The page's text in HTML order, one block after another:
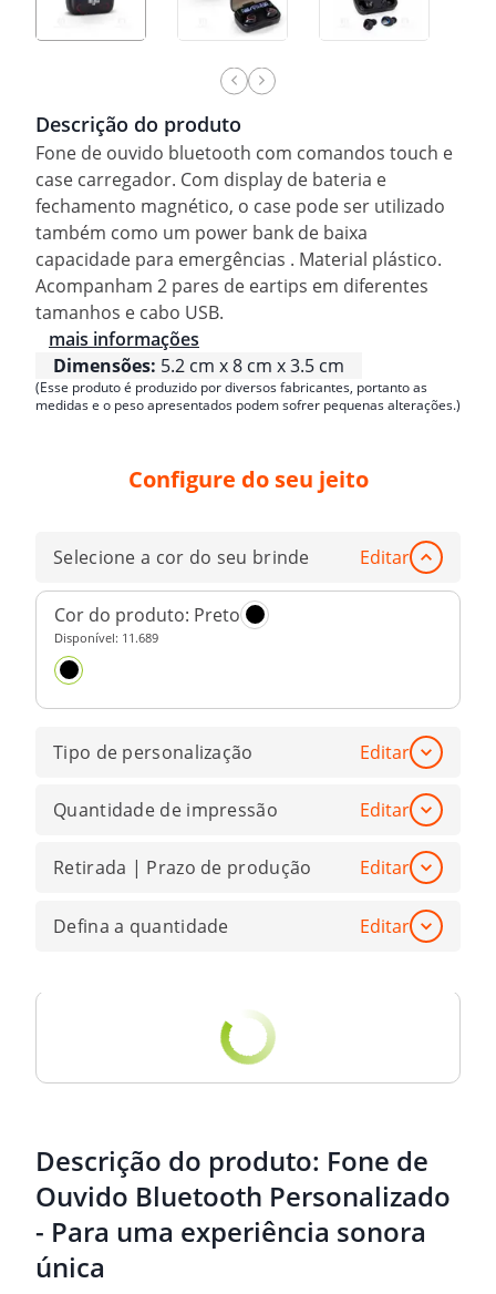
Descrição do produto
Fone de ouvido bluetooth com comandos touch e
case carregador. Com display de bateria e
fechamento magnético, o case pode ser utilizado
também como um power bank de baixa
capacidade para emergências . Material plástico.
Acompanham 2 pares de eartips em diferentes
tamanhos e cabo USB.
mais informações
Dimensões: 5.2 cm x 8 cm x 3.5 cm
(Esse produto é produzido por diversos fabricantes, portanto as
medidas e o peso apresentados podem sofrer pequenas alterações.)
Configure do seu jeito
Selecione a cor do seu brinde Editar
Cor do produto: Preto
Disponível: 11.689
Tipo de personalização Editar
Quantidade de impressão Editar
Retirada | Prazo de produção Editar
Defina a quantidade Editar
Descrição do produto: Fone de
Ouvido Bluetooth Personalizado
- Para uma experiência sonora
única